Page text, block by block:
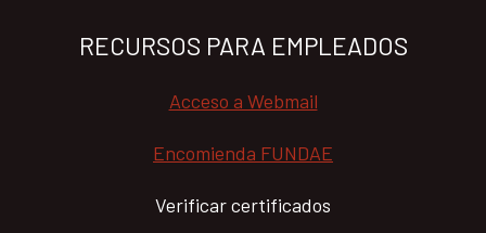
RECURSOS PARA EMPLEADOS
Acceso a Webmail
Encomienda FUNDAE
Verificar certificados